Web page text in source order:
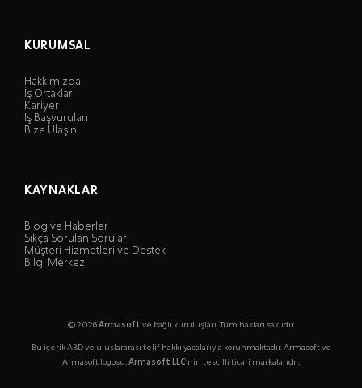
KURUMSAL
Hakkımızda
İş Ortakları
Kariyer
İş Başvuruları
Bize Ulaşın
KAYNAKLAR
Blog ve Haberler
Sıkça Sorulan Sorular
Müşteri Hizmetleri ve Destek
Bilgi Merkezi
© 2026Armasoft ve bağlı kuruluşları. Tüm hakları saklıdır.
Bu içerik ABD ve uluslararası telif hakkı yasalarıyla korunmaktadır. Armasoft ve
Armasoft logosu,Armasoft LLC’nin tescilli ticari markalarıdır.